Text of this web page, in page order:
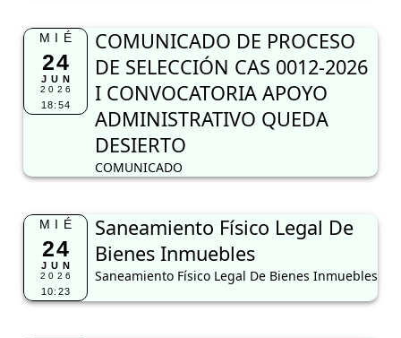
MIÉ
24
JUN
2026
18:54
COMUNICADO DE PROCESO
DE SELECCIÓN CAS 0012-2026
I CONVOCATORIA APOYO
ADMINISTRATIVO QUEDA
DESIERTO
COMUNICADO
MIÉ
24
JUN
2026
10:23
Saneamiento Físico Legal De
Bienes Inmuebles
Saneamiento Físico Legal De Bienes Inmuebles